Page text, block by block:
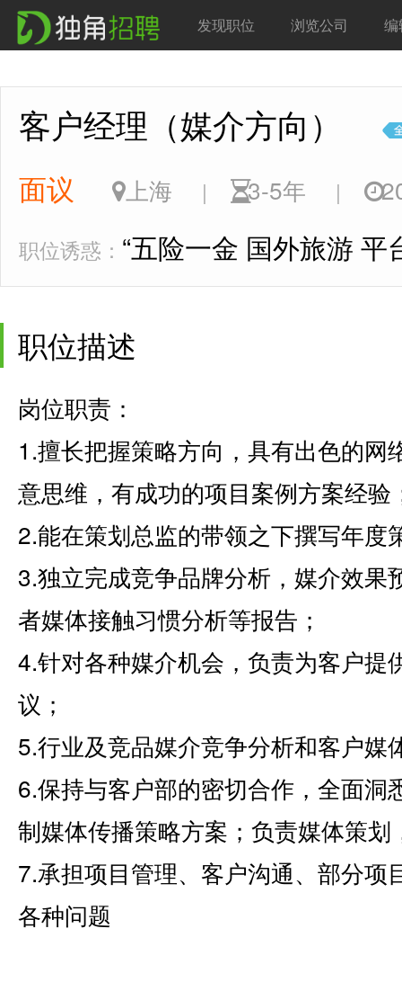
发现职位 浏览公司 编
客户经理（媒介方向）
面议 上海 | 3-5年 |
职位诱惑： “五险一金 国外旅游 平
职位描述
岗位职责：
1.擅长把握策略方向，具有出色的
意思维，有成功的项目案例方案经验
2.能在策划总监的带领之下撰写年度
3.独立完成竞争品牌分析，媒介效果
者媒体接触习惯分析等报告；
4.针对各种媒介机会，负责为客户提
议；
5.行业及竞品媒介竞争分析和客户媒
6.保持与客户部的密切合作，全面洞
制媒体传播策略方案；负责媒体策
7.承担项目管理、客户沟通、部分项
各种问题